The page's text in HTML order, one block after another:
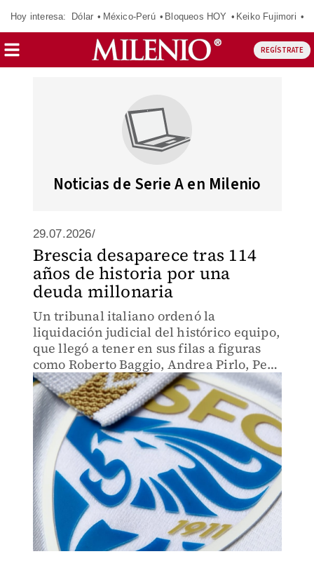
Hoy interesa: Dólar México-Perú Bloqueos HOY Keiko Fujimori
REGÍSTRATE
Noticias de Serie A en Milenio
29.07.2026/
Brescia desaparece tras 114
años de historia por una
deuda millonaria
Un tribunal italiano ordenó la
liquidación judicial del histórico equipo,
que llegó a tener en sus filas a figuras
como Roberto Baggio, Andrea Pirlo, Pep
Guardiola y Mario Balotelli.